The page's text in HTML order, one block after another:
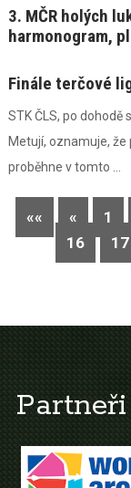
3. MČR holých
harmonogram,
Finále terčové
STK ČLS, po dohodě
Metují, oznamuje, že
proběhne v tomto ...
«« « 1
16
17
Partneři